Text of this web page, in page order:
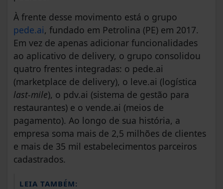
À frente desse movimento está o grupo
pede.ai, fundado em Petrolina (PE) em 2017.
Em vez de apenas adicionar funcionalidades
ao aplicativo de delivery, o grupo consolidou
quatro frentes integradas: o pede.ai
(marketplace de delivery), o leve.ai (logística
last-mile), o pdv.ai (sistema de gestão para
restaurantes) e o vende.ai (meios de
pagamento). Ao longo de sua história, a
empresa soma mais de 2,5 milhões de clientes
e mais de 35 mil estabelecimentos parceiros
cadastrados.
LEIA TAMBÉM: